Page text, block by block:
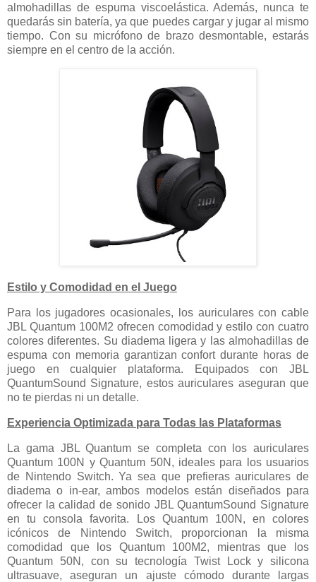
almohadillas de espuma viscoelástica. Además, nunca te
quedarás sin batería, ya que puedes cargar y jugar al mismo
tiempo. Con su micrófono de brazo desmontable, estarás
siempre en el centro de la acción.
Estilo y Comodidad en el Juego
Para los jugadores ocasionales, los auriculares con cable
JBL Quantum 100M2 ofrecen comodidad y estilo con cuatro
colores diferentes. Su diadema ligera y las almohadillas de
espuma con memoria garantizan confort durante horas de
juego en cualquier plataforma. Equipados con JBL
QuantumSound Signature, estos auriculares aseguran que
no te pierdas ni un detalle.
Experiencia Optimizada para Todas las Plataformas
La gama JBL Quantum se completa con los auriculares
Quantum 100N y Quantum 50N, ideales para los usuarios
de Nintendo Switch. Ya sea que prefieras auriculares de
diadema o in-ear, ambos modelos están diseñados para
ofrecer la calidad de sonido JBL QuantumSound Signature
en tu consola favorita. Los Quantum 100N, en colores
icónicos de Nintendo Switch, proporcionan la misma
comodidad que los Quantum 100M2, mientras que los
Quantum 50N, con su tecnología Twist Lock y silicona
ultrasuave, aseguran un ajuste cómodo durante largas